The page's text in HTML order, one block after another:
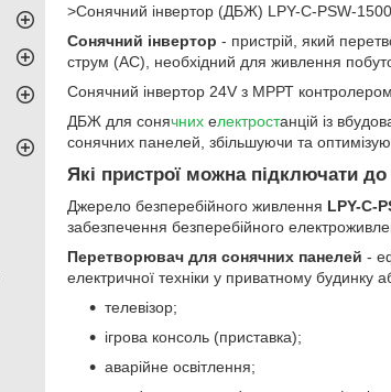
>Сонячний інвертор (ДБЖ) LPY-С-PSW-
Сонячний інвертор - пристрій, який
струм (AC), необхідний для живлення
Сонячний інвертор 24V з МРРТ контролером
ДБЖ для сонячних електростанцій із
сонячних панелей, збільшуючи та
Які пристрої можна підключати
Джерело безперебійного живлення LPY-С-
забезпечення безперебійного
Перетворювач для сонячних панелей -
електричної техніки у приватному будинку
телевізор;
ігрова консоль (приставка);
аварійне освітлення;